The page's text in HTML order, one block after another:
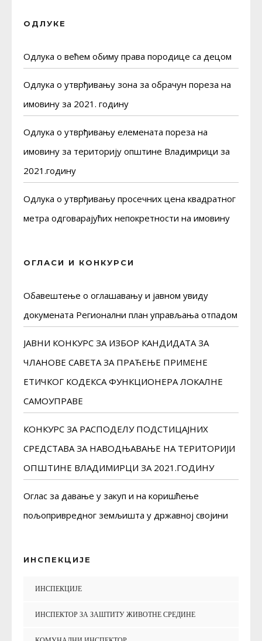
ОДЛУКЕ
Одлука о већем обиму права породице са децом
Одлука о утврђивању зона за обрачун пореза на
имовину за 2021. годину
Одлука о утврђивању елемената пореза на
имовину за територију општине Владимрици за
2021.годину
Одлука о утврђивању просечних цена квадратног
метра одговарајућих непокретности на имовину
ОГЛАСИ И КОНКУРСИ
Обавештење о оглашавању и јавном увиду
докуменaта Регионални план управљања отпадом
ЈАВНИ КОНКУРС ЗА ИЗБОР КАНДИДАТА ЗА
ЧЛАНОВЕ САВЕТА ЗА ПРАЋЕЊЕ ПРИМЕНЕ
ЕТИЧКОГ КОДЕКСА ФУНКЦИОНЕРА ЛОКАЛНЕ
САМОУПРАВЕ
КОНКУРС ЗА РАСПОДЕЛУ ПОДСТИЦАЈНИХ
СРЕДСТАВА ЗА НАВОДЊАВАЊЕ НА ТЕРИТОРИЈИ
ОПШТИНЕ ВЛАДИМИРЦИ ЗА 2021.ГОДИНУ
Оглас за давање у закуп и на коришћење
пољопривредног земљишта у државној својини
ИНСПЕКЦИЈЕ
ИНСПЕКЦИЈЕ
ИНСПЕКТОР ЗА ЗАШТИТУ ЖИВОТНЕ СРЕДИНЕ